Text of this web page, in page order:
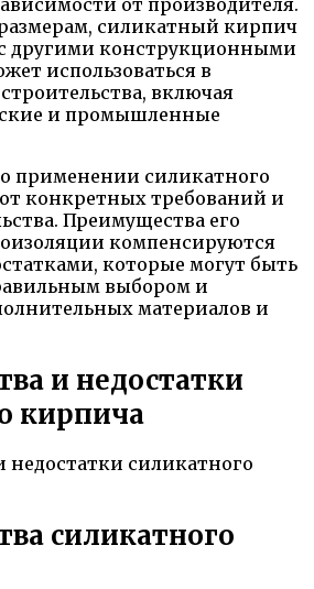
силикатный кирпич
с другими конструкционными
использоваться в
включая
и промышленные
применении силикатного
конкретных требований и
Преимущества его
компенсируются
которые могут быть
выбором и
материалов и
и недостатки
кирпича
силикатного